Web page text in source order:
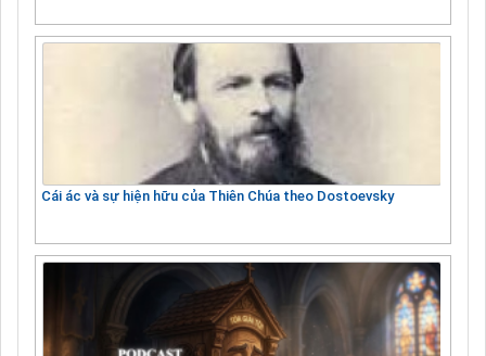
Cái ác và sự hiện hữu của Thiên Chúa theo Dostoevsky